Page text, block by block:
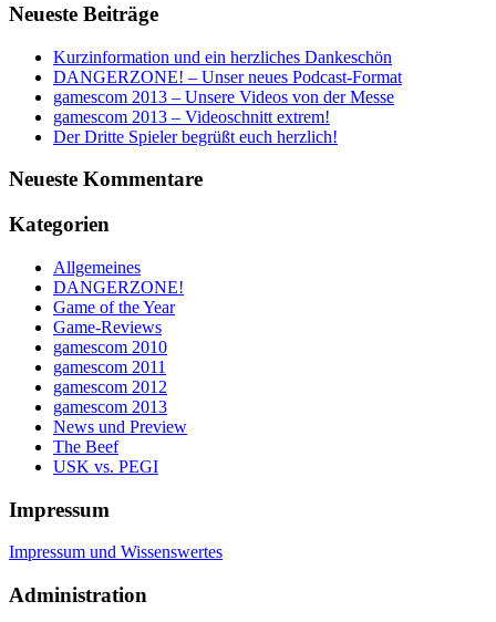
Neueste Beiträge
Kurzinformation und ein herzliches Dankeschön
DANGERZONE! – Unser neues Podcast-Format
gamescom 2013 – Unsere Videos von der Messe
gamescom 2013 – Videoschnitt extrem!
Der Dritte Spieler begrüßt euch herzlich!
Neueste Kommentare
Kategorien
Allgemeines
DANGERZONE!
Game of the Year
Game-Reviews
gamescom 2010
gamescom 2011
gamescom 2012
gamescom 2013
News und Preview
The Beef
USK vs. PEGI
Impressum
Impressum und Wissenswertes
Administration